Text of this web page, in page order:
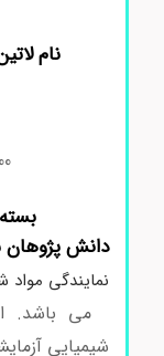
نام لاتین:Phosphate buffered saline
بسته
دانش پژوهان
نمایندگی مواد
می باشد.
شیمیایی